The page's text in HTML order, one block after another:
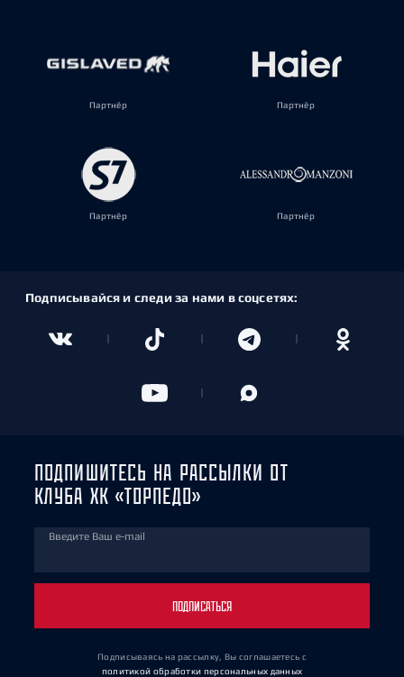
Партнёр Партнёр
Партнёр Партнёр
Подписывайся и следи за нами в соцсетях:
ПОДПИШИТЕСЬ НА РАССЫЛКИ ОТ
КЛУБА ХК «ТОРПЕДО»
Введите Ваш e-mail
ПОДПИСАТЬСЯ
Подписываясь на рассылку, Вы соглашаетесь с
политикой обработки персональных данных